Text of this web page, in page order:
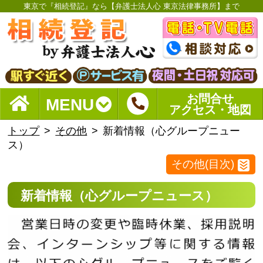
東京で『相続登記』なら【弁護士法人心 東京法律事務所】まで
MENU
お問合せ
アクセス・地図
トップ その他
新着情報（心グループニュー
ス）
その他(目次)
新着情報（心グループニュース）